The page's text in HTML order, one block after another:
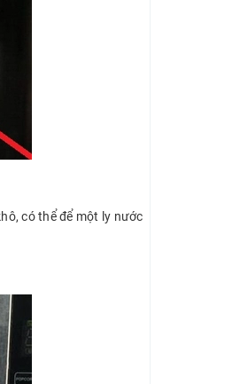
có thể để một ly nước